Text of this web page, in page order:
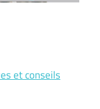
et conseils